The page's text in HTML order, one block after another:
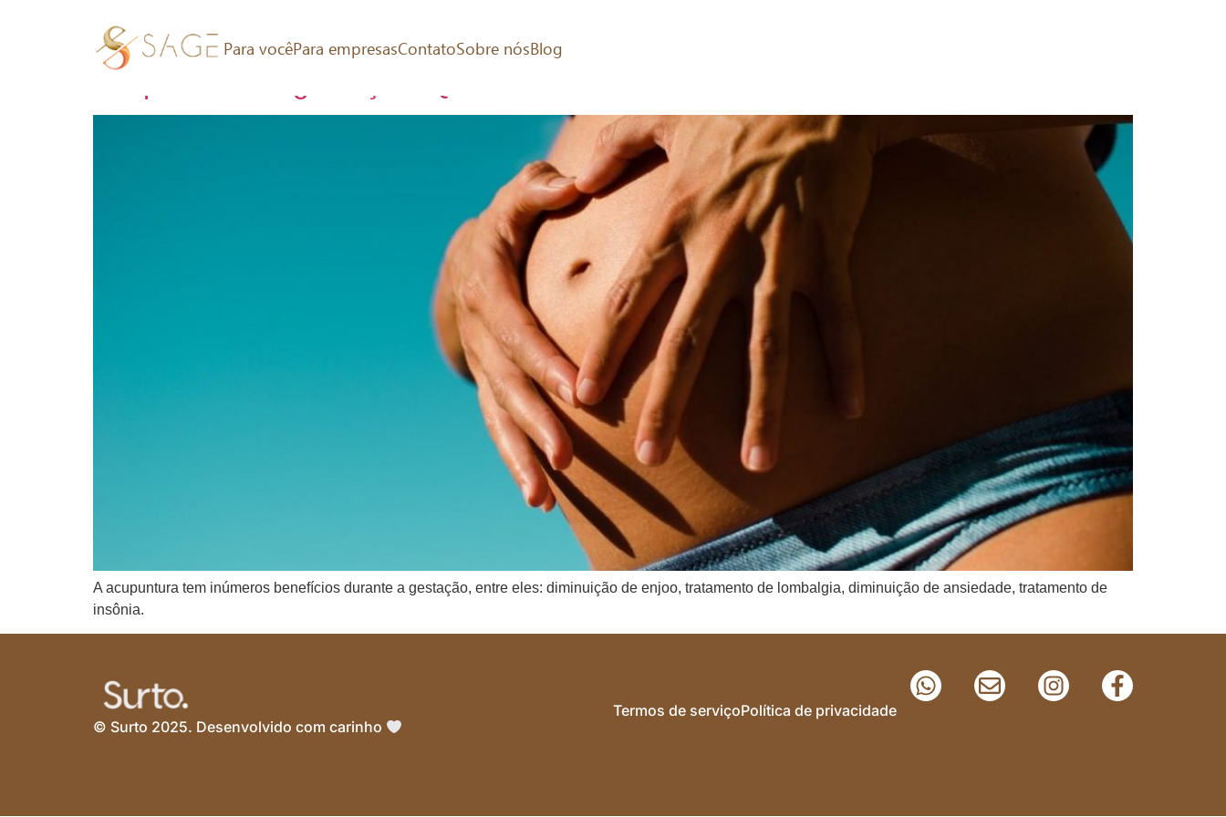
Para vocêPara empresasContatoSobre nósBlog
Tag: Acupuntura na gravidez
A acupuntura tem inúmeros benefícios durante a gestação, entre eles: diminuição de enjoo, tratamento de lombalgia, diminuição de ansiedade, tratamento de
insônia.
© Surto 2025. Desenvolvido com carinho
Termos de serviçoPolítica de privacidade